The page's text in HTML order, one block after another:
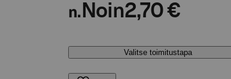
n. Noin2,70 €
Valitse toimitustapa